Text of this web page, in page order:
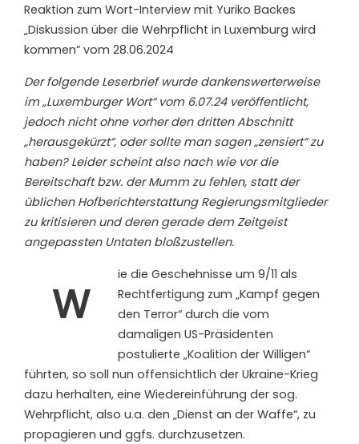
Reaktion zum Wort-Interview mit Yuriko Backes
„Diskussion über die Wehrpflicht in Luxemburg wird
kommen“ vom 28.06.2024
Der folgende Leserbrief wurde dankenswerterweise
im „Luxemburger Wort“ vom 6.07.24 veröffentlicht,
jedoch nicht ohne vorher den dritten Abschnitt
„herausgekürzt“, oder sollte man sagen „zensiert“ zu
haben? Leider scheint also nach wie vor die
Bereitschaft bzw. der Mumm zu fehlen, statt der
üblichen Hofberichterstattung Regierungsmitglieder
zu kritisieren und deren gerade dem Zeitgeist
angepassten Untaten bloßzustellen.
W
ie die Geschehnisse um 9/11 als
Rechtfertigung zum „Kampf gegen
den Terror“ durch die vom
damaligen US-Präsidenten
postulierte „Koalition der Willigen“
führten, so soll nun offensichtlich der Ukraine-Krieg
dazu herhalten, eine Wiedereinführung der sog.
Wehrpflicht, also u.a. den „Dienst an der Waffe“, zu
propagieren und ggfs. durchzusetzen.